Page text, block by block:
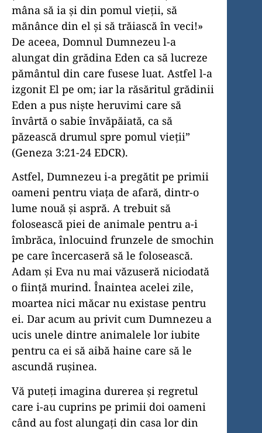
mâna să ia şi din pomul vieții, să
mănânce din el şi să trăiască în veci!»
De aceea, Domnul Dumnezeu l-a
alungat din grădina Eden ca să lucreze
pământul din care fusese luat. Astfel l-a
izgonit El pe om; iar la răsăritul grădinii
Eden a pus niște heruvimi care să
învârtă o sabie învăpăiată, ca să
păzească drumul spre pomul vieții”
(Geneza 3:21-24 EDCR).
Astfel, Dumnezeu i-a pregătit pe primii
oameni pentru viața de afară, dintr-o
lume nouă și aspră. A trebuit să
folosească piei de animale pentru a-i
îmbrăca, înlocuind frunzele de smochin
pe care încercaseră să le folosească.
Adam și Eva nu mai văzuseră niciodată
o ființă murind. Înaintea acelei zile,
moartea nici măcar nu existase pentru
ei. Dar acum au privit cum Dumnezeu a
ucis unele dintre animalele lor iubite
pentru ca ei să aibă haine care să le
ascundă rușinea.
Vă puteți imagina durerea și regretul
care i-au cuprins pe primii doi oameni
când au fost alungați din casa lor din